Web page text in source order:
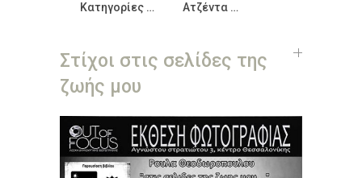
Κατηγορίες … Ατζέντα …
Στίχοι στις σελίδες της
ζωής μου